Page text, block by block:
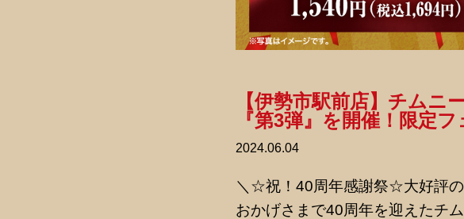
2024.06.04
【伊勢市駅前店】チムニ
『第3弾』を開催！限定
＼☆祝！40周年感謝祭☆大好評
おかげさまで40周年を迎えたチ